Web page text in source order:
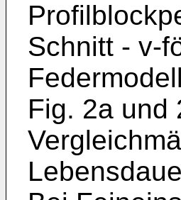
Schnitt - v-
Fig. 2a und